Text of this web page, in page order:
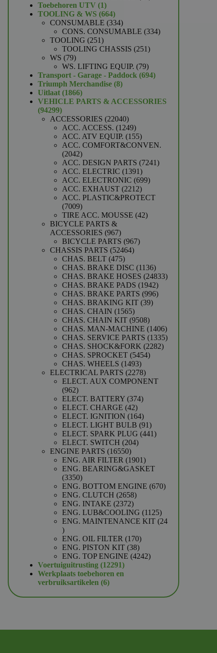
Toebehoren UTV 11
product
TOOLING & WS 664664
producten
CONSUMABLE 334334
producten
CONS. CONSUMABLE 334334
TOOLING 251251
producten
TOOLING CHASSIS 251251
WS 7979
producten
WS. LIFTING EQUIP. 7979
producten
Transport - Garage - Paddock 694694
Triumph Merchandise 88
Uitlaat 18661866
producten
VEHICLE PARTS & ACCESSORIES
9429994299
producten
ACCESSORIES 2204022040
producten
ACC. ACCESS. 12491249
producten
ACC. ATV EQUIP. 155155
producten
ACC. COMFORT&CONVEN.
20422042
producten
ACC. DESIGN PARTS 72417241
ACC. ELECTRIC 13911391
producten
ACC. ELECTRONIC 699699
ACC. EXHAUST 22122212
producten
ACC. PLASTIC&PROTECT
70097009
producten
TIRE ACC. MOUSSE 4242
BICYCLE PARTS &
ACCESSORIES 967967
producten
BICYCLE PARTS 967967
CHASSIS PARTS 5246452464
CHAS. BELT 475475
producten
CHAS. BRAKE DISC 11361136
producten
CHAS. BRAKE HOSES 2483324833
CHAS. BRAKE PADS 19421942
producten
CHAS. BRAKE PARTS 996996
CHAS. BRAKING KIT 3939
CHAS. CHAIN 15651565
producten
CHAS. CHAIN KIT 95089508
producten
CHAS. MAN-MACHINE 14061406
producten
CHAS. SERVICE PARTS 13351335
CHAS. SHOCK&FORK 22822282
CHAS. SPROCKET 54545454
CHAS. WHEELS 14931493
producten
ELECTRICAL PARTS 22782278
producten
ELECT. AUX COMPONENT
962962
producten
ELECT. BATTERY 374374
ELECT. CHARGE 4242
producten
ELECT. IGNITION 164164
producten
ELECT. LIGHT BULB 9191
producten
ELECT. SPARK PLUG 441441
ELECT. SWITCH 204204
ENGINE PARTS 1655016550
producten
ENG. AIR FILTER 19011901
producten
ENG. BEARING&GASKET
33503350
producten
ENG. BOTTOM ENGINE 670670
ENG. CLUTCH 26582658
ENG. INTAKE 23722372
producten
ENG. LUB&COOLING 11251125
producten
ENG. MAINTENANCE KIT 24
24
producten
ENG. OIL FILTER 170170
producten
ENG. PISTON KIT 3838
producten
ENG. TOP ENGINE 42424242
Voertuiguitrusting 1229112291
producten
Werkplaats toebehoren en
verbruiksartikelen 66